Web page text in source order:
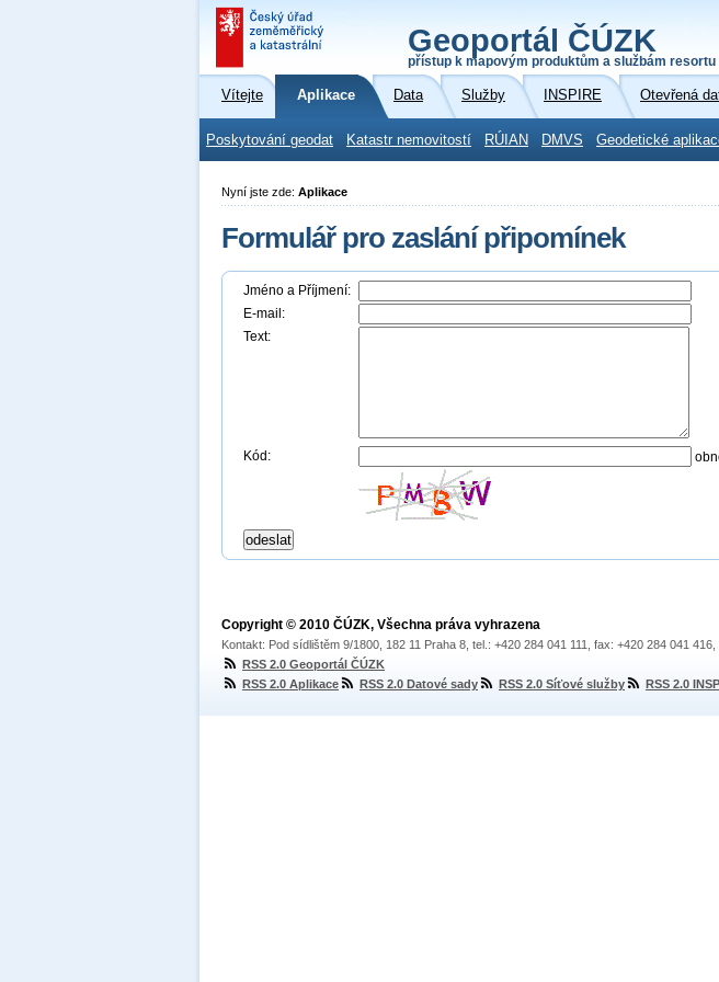
Geoportál ČÚZK
přístup k mapovým produktům a službám resortu
Vítejte Aplikace Data Služby INSPIRE Otevřená
Poskytování geodat Katastr nemovitostí RÚIAN DMVS Geodetické
Nyní jste zde: Aplikace
Formulář pro zaslání připomínek
Jméno a Příjmení:
E-mail:
Text:
Kód:
Copyright © 2010 ČÚZK, Všechna práva vyhrazena
Kontakt: Pod sídlištěm 9/1800, 182 11 Praha 8, tel.: +420 284 041 111, fax: +420 284 041 416,
RSS 2.0 Geoportál ČÚZK
RSS 2.0 Aplikace
RSS 2.0 Datové sady RSS 2.0 Síťové služby RSS 2.0